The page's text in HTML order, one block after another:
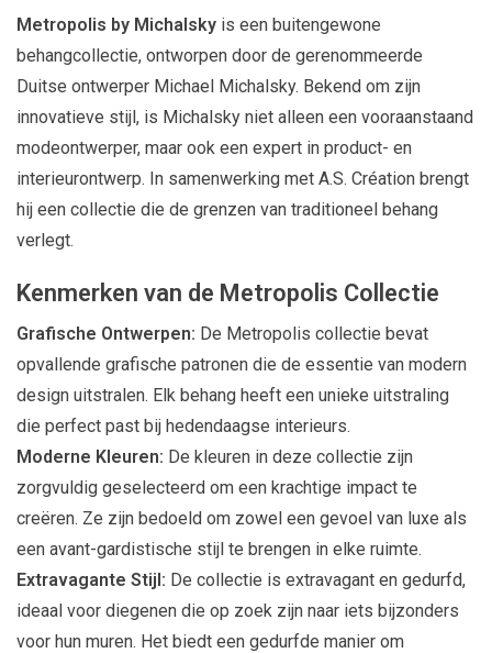
Metropolis by Michalsky is een buitengewone
behangcollectie, ontworpen door de gerenommeerde
Duitse ontwerper Michael Michalsky. Bekend om zijn
innovatieve stijl, is Michalsky niet alleen een vooraanstaand
modeontwerper, maar ook een expert in product- en
interieurontwerp. In samenwerking met A.S. Création brengt
hij een collectie die de grenzen van traditioneel behang
verlegt.
Kenmerken van de Metropolis Collectie
Grafische Ontwerpen: De Metropolis collectie bevat
opvallende grafische patronen die de essentie van modern
design uitstralen. Elk behang heeft een unieke uitstraling
die perfect past bij hedendaagse interieurs.
Moderne Kleuren: De kleuren in deze collectie zijn
zorgvuldig geselecteerd om een krachtige impact te
creëren. Ze zijn bedoeld om zowel een gevoel van luxe als
een avant-gardistische stijl te brengen in elke ruimte.
Extravagante Stijl: De collectie is extravagant en gedurfd,
ideaal voor diegenen die op zoek zijn naar iets bijzonders
voor hun muren. Het biedt een gedurfde manier om